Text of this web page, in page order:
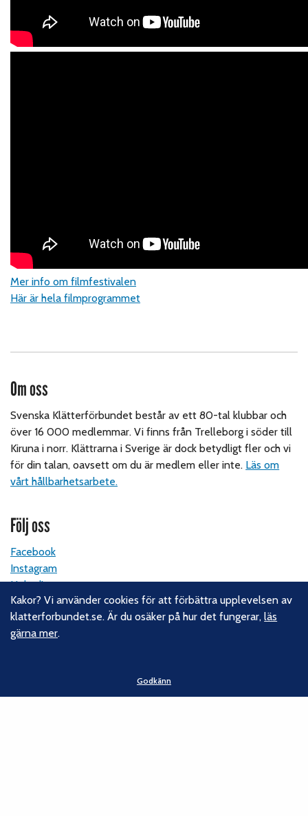
Mer info om filmfestivalen
Här är hela filmprogrammet
Om oss
Svenska Klätterförbundet består av ett 80-tal klubbar och
över 16 000 medlemmar. Vi finns från Trelleborg i söder till
Kiruna i norr. Klättrarna i Sverige är dock betydligt fler och vi
för din talan, oavsett om du är medlem eller inte. Läs om
vårt hållbarhetsarbete.
Följ oss
Facebook
Instagram
Linkedin
Nyhetsbrev
Kontakt
Kakor? Vi använder cookies för att förbättra upplevelsen av
klatterforbundet.se. Är du osäker på hur det fungerar,läs
gärna mer.
Godkänn